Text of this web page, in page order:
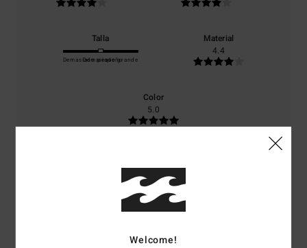
Talla
Demasiado pequeño
Demasiado grande
Material
4.4
Color
5.0
5/5
Welcome!